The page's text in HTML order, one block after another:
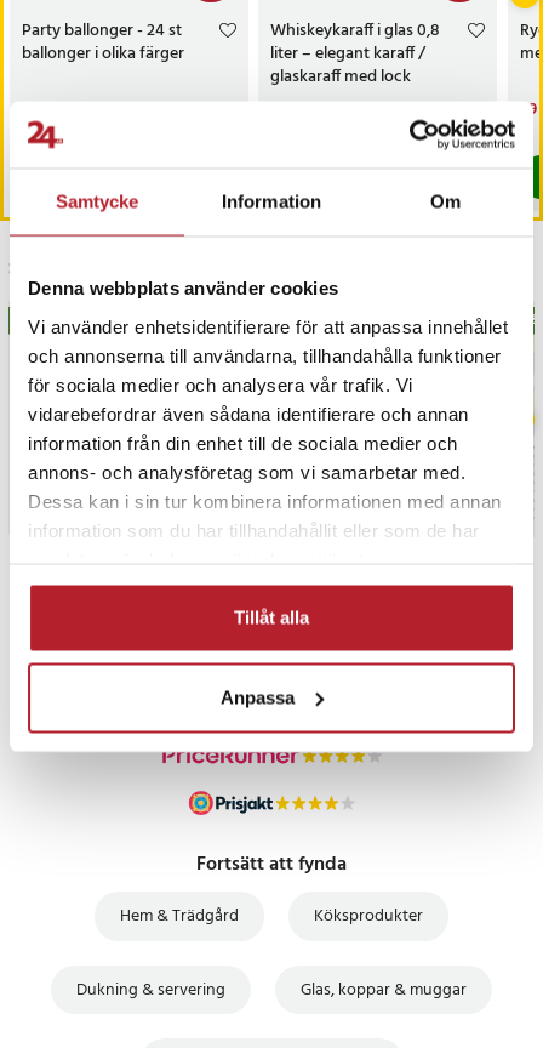
Samtycke Information Om
Denna webbplats använder cookies
Vi använder enhetsidentifierare för att anpassa innehållet
och annonserna till användarna, tillhandahålla funktioner
för sociala medier och analysera vår trafik. Vi
vidarebefordrar även sådana identifierare och annan
information från din enhet till de sociala medier och
annons- och analysföretag som vi samarbetar med.
Dessa kan i sin tur kombinera informationen med annan
information som du har tillhandahållit eller som de har
Tillåt alla
Anpassa
Artikelnummer :108343
Party ballonger - 24 st
ballonger i olika färger
Nuvarande pris:
59 kr
59 kr
I lager, levereras inom 1-2 vardagar
Whiskeykaraff i glas 0,8
liter – elegant karaff /
glaskaraff med lock
Nuvarande pris:
:239 kr
139 kr
I lager, levereras inom 1-2 vardagar
Senast besökta
BÄSTSÄLJARE
PRISGARANTI
UTFÖRSÄLJNING
Fortsätt att fynda
Hem & Trädgård Köksprodukter
Dukning & servering Glas, koppar & muggar